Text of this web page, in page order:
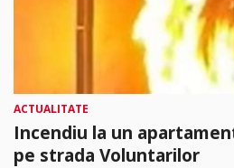
ACTUALITATE
Incendiu la un
pe strada Voluntarilor